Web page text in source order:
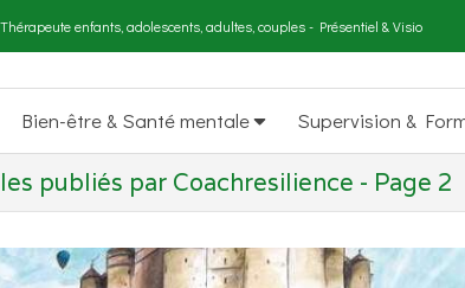
enfants, adolescents, adultes, couples - Présentiel & Visio
Bien-être & Santé mentale Supervision &
publiés par Coachresilience - Page 2